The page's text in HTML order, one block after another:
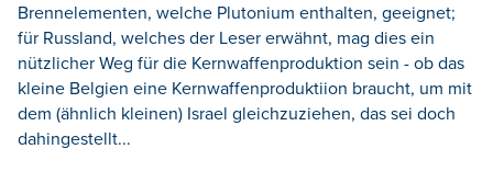
Brennelementen, welche Plutonium enthalten, geeignet;
für Russland, welches der Leser erwähnt, mag dies ein
nützlicher Weg für die Kernwaffenproduktion sein - ob das
kleine Belgien eine Kernwaffenproduktiion braucht, um mit
dem (ähnlich kleinen) Israel gleichzuziehen, das sei doch
dahingestellt...